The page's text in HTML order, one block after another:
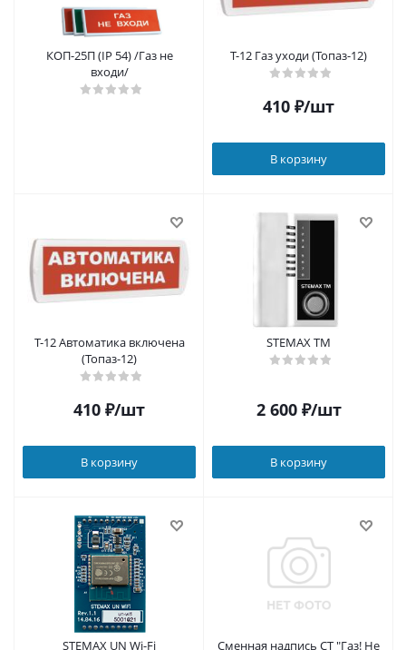
КОП-25П (IP 54) /Газ не
входи/
Т-12 Газ уходи (Топаз-12)
410 ₽/шт
В корзину
Т-12 Автоматика включена
(Топаз-12)
410 ₽/шт
В корзину
STEMAX TM
2 600₽/шт
В корзину
STEMAX UN Wi-Fi Сменная надпись СТ "Газ! Не